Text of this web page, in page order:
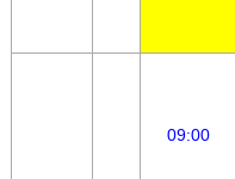
09:00